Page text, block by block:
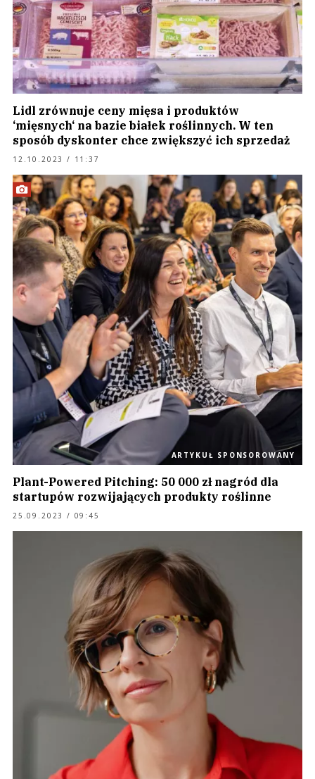
Lidl zrównuje ceny mięsa i produktów
‘mięsnych‘ na bazie białek roślinnych. W ten
sposób dyskonter chce zwiększyć ich sprzedaż
12.10.2023 / 11:37
ARTYKUŁ SPONSOROWANY
Plant-Powered Pitching: 50 000 zł nagród dla
startupów rozwijających produkty roślinne
25.09.2023 / 09:45